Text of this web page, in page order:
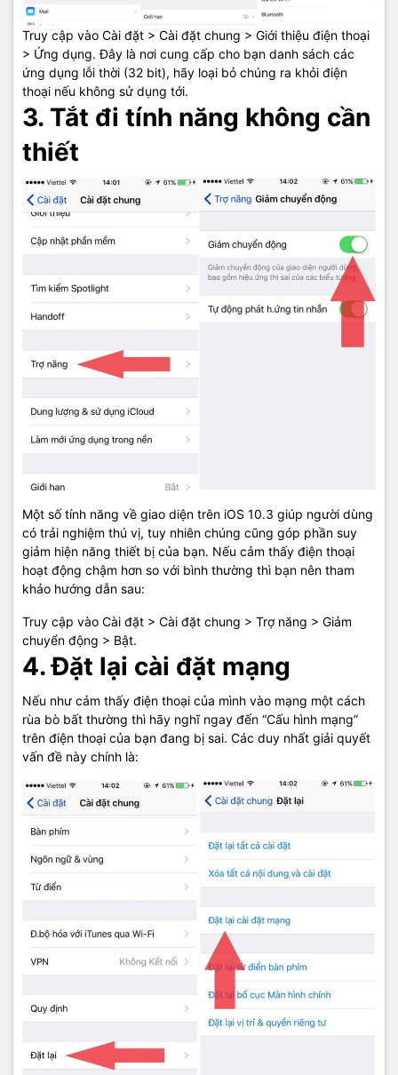
Truy cập vào Cài đặt > Cài đặt chung > Giới thiệu điện thoại
> Ứng dụng. Đây là nơi cung cấp cho bạn danh sách các
ứng dụng lỗi thời (32 bit), hãy loại bỏ chúng ra khỏi điện
thoại nếu không sử dụng tới.
3. Tắt đi tính năng không cần
thiết
Một số tính năng về giao diện trên iOS 10.3 giúp người dùng
có trải nghiệm thú vị, tuy nhiên chúng cũng góp phần suy
giảm hiện năng thiết bị của bạn. Nếu cảm thấy điện thoại
hoạt động chậm hơn so với bình thường thì bạn nên tham
khảo hướng dẫn sau:
Truy cập vào Cài đặt > Cài đặt chung > Trợ năng > Giảm
chuyển động > Bật.
4. Đặt lại cài đặt mạng
Nếu như cảm thấy điện thoại của mình vào mạng một cách
rùa bò bất thường thì hãy nghĩ ngay đến “Cấu hình mạng”
trên điện thoại của bạn đang bị sai. Các duy nhất giải quyết
vấn đề này chính là: